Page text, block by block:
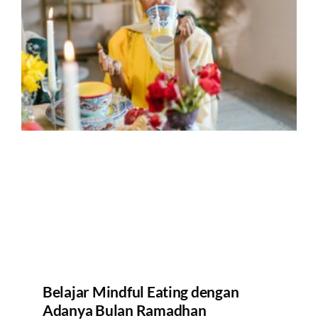
Belajar Mindful Eating dengan
Adanya Bulan Ramadhan